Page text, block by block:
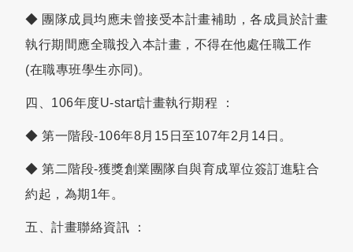
◆ 團隊成員均應未曾接受本計畫補助，各成員於計畫
執行期間應全職投入本計畫，不得在他處任職工作
(在職專班學生亦同)。
四、106年度U-start計畫執行期程 ：
◆ 第一階段-106年8月15日至107年2月14日。
◆ 第二階段-獲獎創業團隊自與育成單位簽訂進駐合
約起，為期1年。
五、計畫聯絡資訊 ：